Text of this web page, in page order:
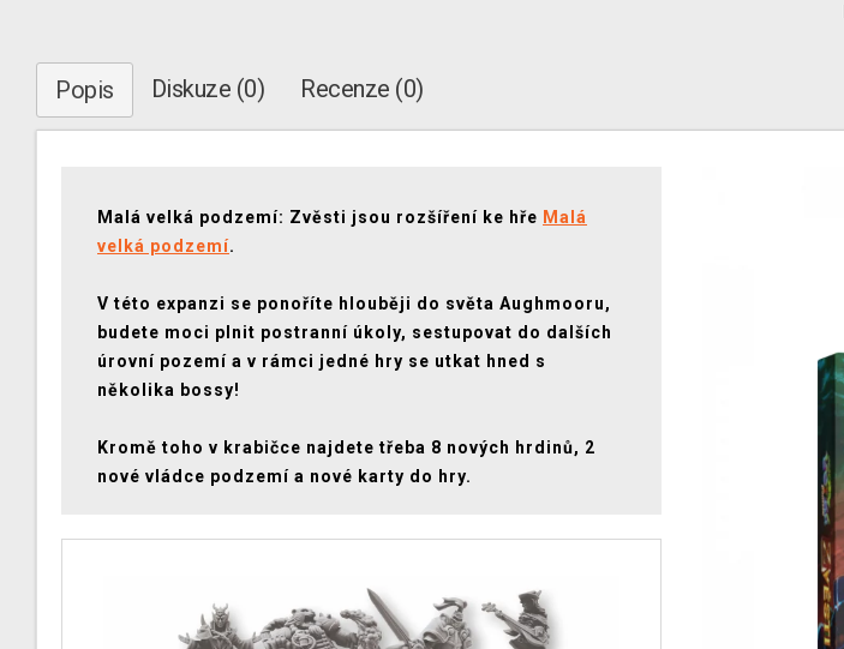
Popis Diskuze (0) Recenze (0)
Malá velká podzemí: Zvěsti jsou rozšíření ke hře Malá
velká podzemí.
V této expanzi se ponoříte hlouběji do světa Aughmooru,
budete moci plnit postranní úkoly, sestupovat do dalších
úrovní pozemí a v rámci jedné hry se utkat hned s
několika bossy!
Kromě toho v krabičce najdete třeba 8 nových hrdinů, 2
nové vládce podzemí a nové karty do hry.